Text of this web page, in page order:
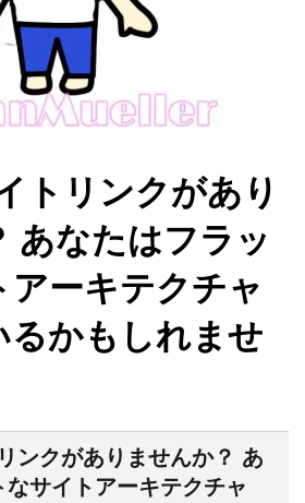
トリンクがあり
あなたはフラッ
アーキテクチャ
るかもしれませ
ンクがありませんか？ あ
サイトアーキテクチャ